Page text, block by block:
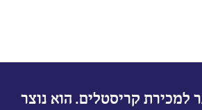
למכירת קריסטלים. הוא נוצר